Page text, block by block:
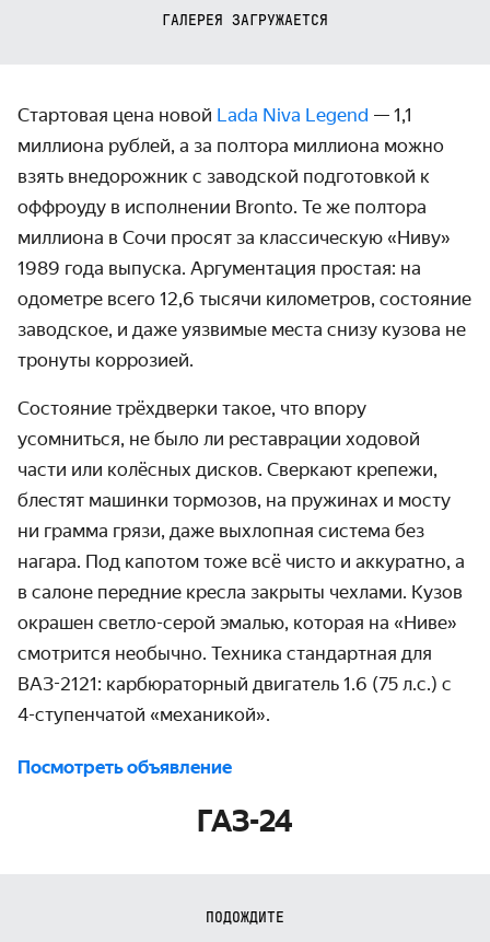
ГАЛЕРЕЯ ЗАГРУЖАЕТСЯ
Стартовая цена новой Lada Niva Legend — 1,1
миллиона рублей, а за полтора миллиона можно
взять внедорожник с заводской подготовкой к
оффроуду в исполнении Bronto. Те же полтора
миллиона в Сочи просят за классическую «Ниву»
1989 года выпуска. Аргументация простая: на
одометре всего 12,6 тысячи километров, состояние
заводское, и даже уязвимые места снизу кузова не
тронуты коррозией.
Состояние трёхдверки такое, что впору
усомниться, не было ли реставрации ходовой
части или колёсных дисков. Сверкают крепежи,
блестят машинки тормозов, на пружинах и мосту
ни грамма грязи, даже выхлопная система без
нагара. Под капотом тоже всё чисто и аккуратно, а
в салоне передние кресла закрыты чехлами. Кузов
окрашен светло-серой эмалью, которая на «Ниве»
смотрится необычно. Техника стандартная для
ВАЗ-2121: карбюраторный двигатель 1.6 (75 л.с.) с
4-ступенчатой «механикой».
Посмотреть объявление
ГАЗ-24
ПОДОЖДИТЕ